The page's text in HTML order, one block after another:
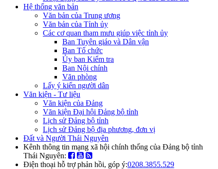
Hệ thống văn bản
Văn bản của Trung ương
Văn bản của Tỉnh ủy
Các cơ quan tham mưu giúp việc tỉnh ủy
Ban Tuyên giáo và Dân vận
Ban Tổ chức
Ủy ban Kiểm tra
Ban Nội chính
Văn phòng
Lấy ý kiến người dân
Văn kiện - Tư liệu
Văn kiện của Đảng
Văn kiện Đại hội Đảng bộ tỉnh
Lịch sử Đảng bộ tỉnh
Lịch sử Đảng bộ địa phương, đơn vị
Đất và Người Thái Nguyên
Kênh thông tin mạng xã hội chính thống của Đảng bộ tỉnh
Thái Nguyên:
Điện thoại hỗ trợ phản hồi, góp ý:0208.3855.529